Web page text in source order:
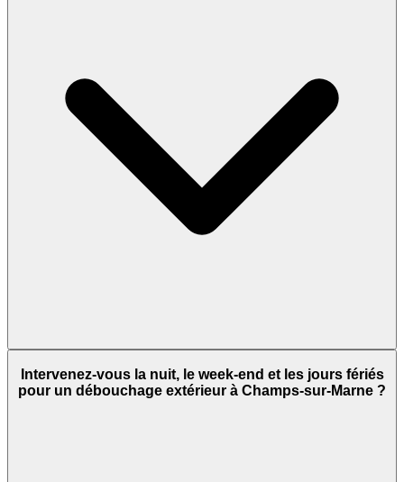
Intervenez-vous la nuit, le week-end et les jours fériés
pour un débouchage extérieur à Champs-sur-Marne ?